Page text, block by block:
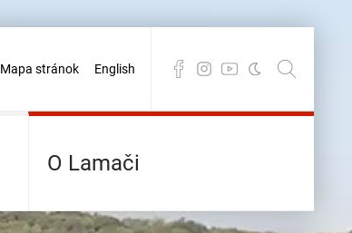
Mapa stránok English
O Lamači